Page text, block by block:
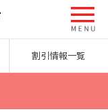
割引情報一覧